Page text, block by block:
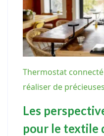
Thermostat
réaliser de
Les
pour le textile